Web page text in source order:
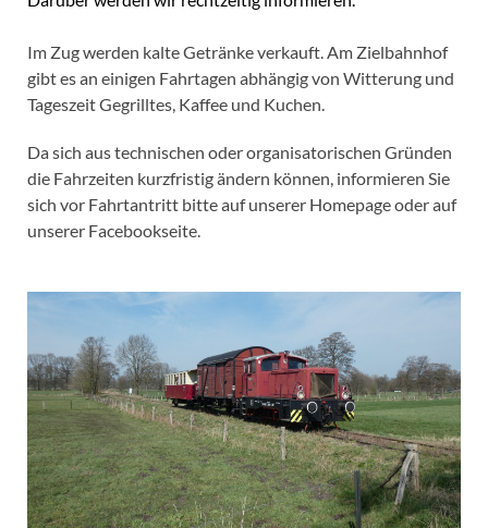
Im Zug werden kalte Getränke verkauft. Am Zielbahnhof
gibt es an einigen Fahrtagen abhängig von Witterung und
Tageszeit Gegrilltes, Kaffee und Kuchen.
Da sich aus technischen oder organisatorischen Gründen
die Fahrzeiten kurzfristig ändern können, informieren Sie
sich vor Fahrtantritt bitte auf unserer Homepage oder auf
unserer Facebookseite.